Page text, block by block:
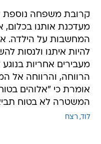
קרובת משפחה
מעדכנת אותנו בכלום,
המחשבות על הילדה.
להיות איתנו ולנסות
מעבירים אחריות
הרווחה, והרווחה אל
אומרת כי "אלוהים
המשטרה לא בטוח
לוד רצח